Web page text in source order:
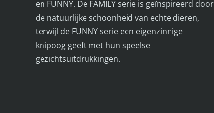
en FUNNY. De FAMILY serie is geïnspireerd door
de natuurlijke schoonheid van echte dieren,
terwijl de FUNNY serie een eigenzinnige
knipoog geeft met hun speelse
gezichtsuitdrukkingen.